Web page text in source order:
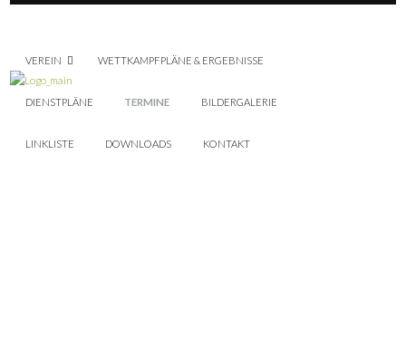
VEREIN WETTKAMPFPLÄNE & ERGEBNISSE
DIENSTPLÄNE TERMINE BILDERGALERIE
LINKLISTE DOWNLOADS KONTAKT